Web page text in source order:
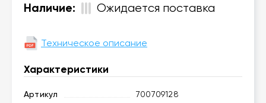
Наличие: Ожидается поставка
Техническое описание
Характеристики
Артикул
700709128